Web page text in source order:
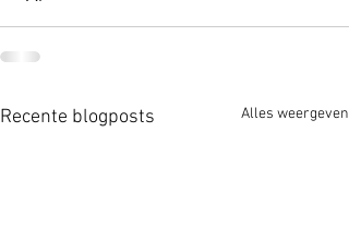
Recente blogposts Alles weergeven